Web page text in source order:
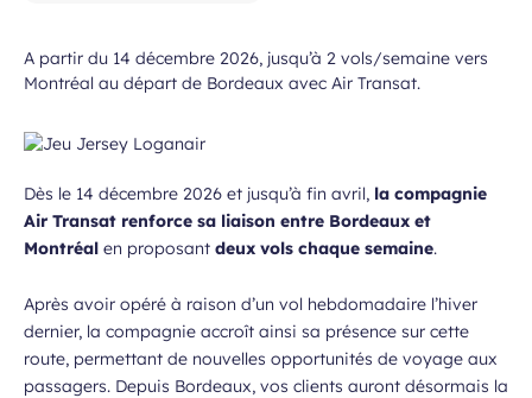
A partir du 14 décembre 2026, jusqu’à 2 vols/semaine vers
Montréal au départ de Bordeaux avec Air Transat.
Dès le 14 décembre 2026 et jusqu’à fin avril, la compagnie
Air Transat renforce sa liaison entre Bordeaux et
Montréal en proposant deux vols chaque semaine.
Après avoir opéré à raison d’un vol hebdomadaire l’hiver
dernier, la compagnie accroît ainsi sa présence sur cette
route, permettant de nouvelles opportunités de voyage aux
passagers. Depuis Bordeaux, vos clients auront désormais la